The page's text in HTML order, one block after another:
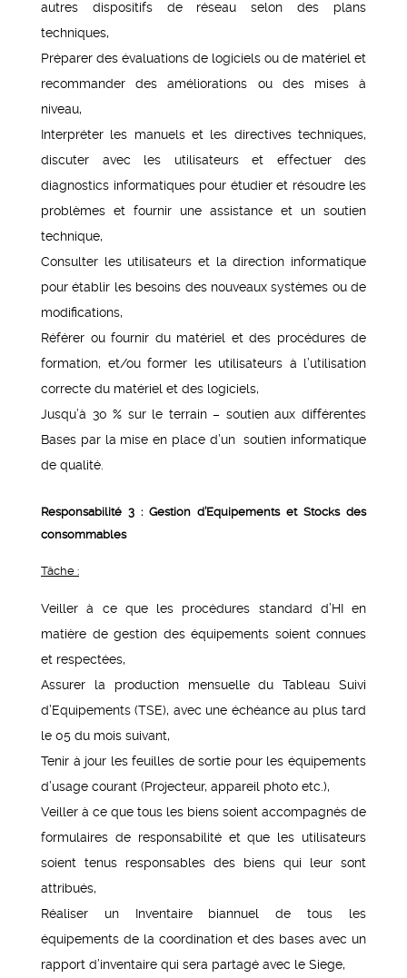
autres dispositifs de réseau selon des plans
techniques,
Préparer des évaluations de logiciels ou de matériel et
recommander des améliorations ou des mises à
niveau,
Interpréter les manuels et les directives techniques,
discuter avec les utilisateurs et effectuer des
diagnostics informatiques pour étudier et résoudre les
problèmes et fournir une assistance et un soutien
technique,
Consulter les utilisateurs et la direction informatique
pour établir les besoins des nouveaux systèmes ou de
modifications,
Référer ou fournir du matériel et des procédures de
formation, et/ou former les utilisateurs à l’utilisation
correcte du matériel et des logiciels,
Jusqu’à 30 % sur le terrain – soutien aux différentes
Bases par la mise en place d’un soutien informatique
de qualité.
Responsabilité 3 : Gestion d’Equipements et Stocks des
consommables
Tâche :
Veiller à ce que les procédures standard d’HI en
matière de gestion des équipements soient connues
et respectées,
Assurer la production mensuelle du Tableau Suivi
d’Equipements (TSE), avec une échéance au plus tard
le 05 du mois suivant,
Tenir à jour les feuilles de sortie pour les équipements
d’usage courant (Projecteur, appareil photo etc.),
Veiller à ce que tous les biens soient accompagnés de
formulaires de responsabilité et que les utilisateurs
soient tenus responsables des biens qui leur sont
attribués,
Réaliser un Inventaire biannuel de tous les
équipements de la coordination et des bases avec un
rapport d’inventaire qui sera partagé avec le Siege,